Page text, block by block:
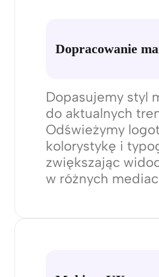
Stworzymy
dostosowaną do
klienta,
zadania i kierunki
online.